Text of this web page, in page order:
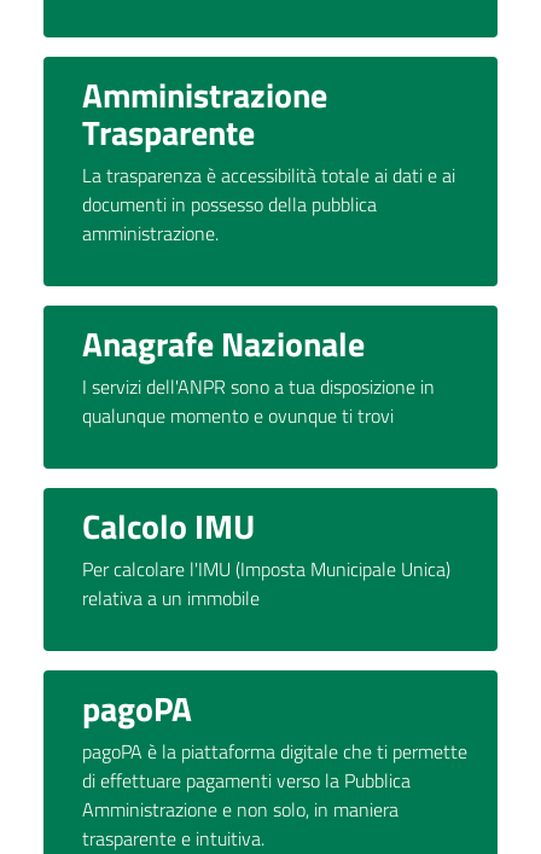
Amministrazione
Trasparente
La trasparenza è accessibilità totale ai dati e ai
documenti in possesso della pubblica
amministrazione.
Anagrafe Nazionale
I servizi dell'ANPR sono a tua disposizione in
qualunque momento e ovunque ti trovi
Calcolo IMU
Per calcolare l'IMU (Imposta Municipale Unica)
relativa a un immobile
pagoPA
pagoPA è la piattaforma digitale che ti permette
di effettuare pagamenti verso la Pubblica
Amministrazione e non solo, in maniera
trasparente e intuitiva.